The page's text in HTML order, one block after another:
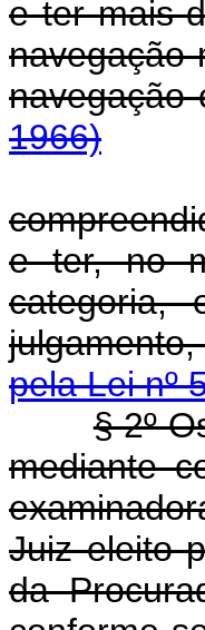
e ter mais
navegação
1966)
e ter, no
categoria,
pela Lei nº
§ 2º
mediante
Juiz eleito
da